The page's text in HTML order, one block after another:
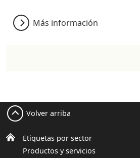
Más información
Etiquetas por sector
Productos y servicios
Volver arriba